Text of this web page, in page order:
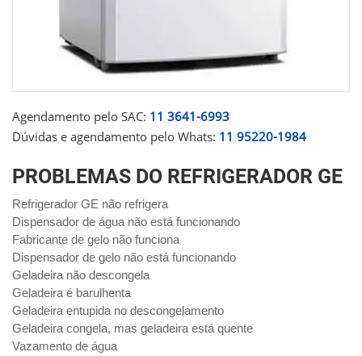
Agendamento pelo SAC: 11 3641-6993
Dúvidas e agendamento pelo Whats: 11 95220-1984
PROBLEMAS DO REFRIGERADOR GE
Refrigerador GE não refrigera
Dispensador de água não está funcionando
Fabricante de gelo não funciona
Dispensador de gelo não está funcionando
Geladeira não descongela
Geladeira é barulhenta
Geladeira entupida no descongelamento
Geladeira congela, mas geladeira está quente
Vazamento de água